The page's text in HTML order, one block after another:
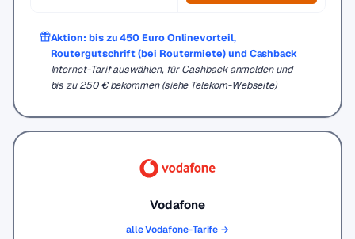
Aktion: bis zu 450 Euro Onlinevorteil,
Routergutschrift (bei Routermiete) und Cashback
Internet-Tarif auswählen, für Cashback anmelden und
bis zu 250 € bekommen (siehe Telekom-Webseite)
Vodafone
alle Vodafone-Tarife →